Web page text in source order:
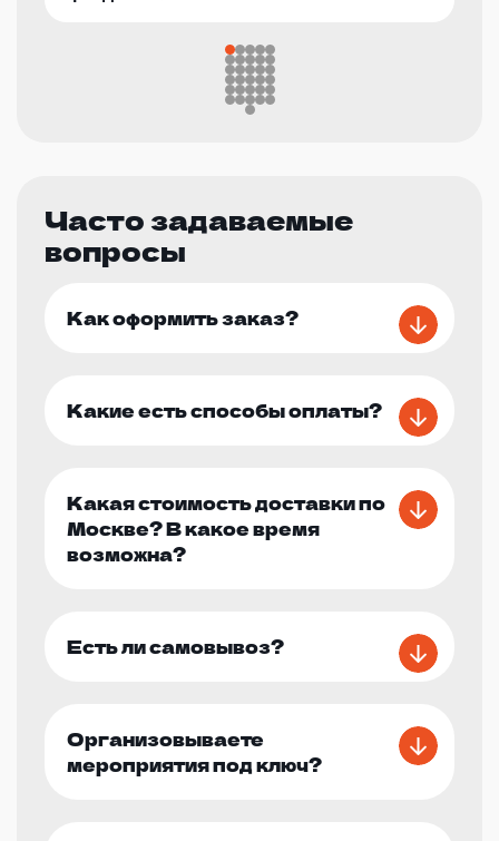
Часто задаваемые
вопросы
Как оформить заказ?
Какие есть способы оплаты?
Какая стоимость доставки по
Москве? В какое время
возможна?
Есть ли самовывоз?
Организовываете
мероприятия под ключ?